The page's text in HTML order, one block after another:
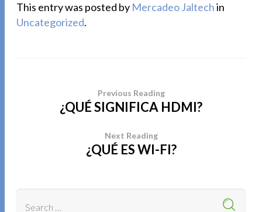
This entry was posted by Mercadeo Jaltechin
Uncategorized.
Previous Reading
¿QUÉ SIGNIFICA HDMI?
Next Reading
¿QUÉ ES WI-FI?